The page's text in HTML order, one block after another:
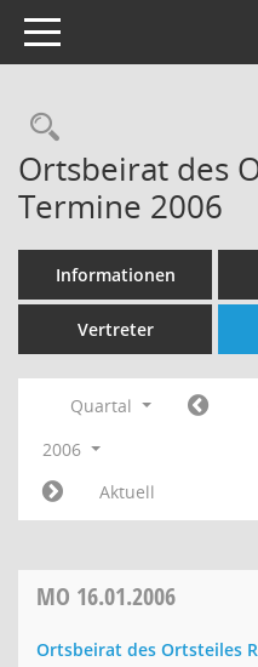
Toggle navigation
Ortsbeirat des
Termine 2006
Informationen
Vertreter
Quartal
2006
Aktuell
MO 16.01.2006
Ortsbeirat des Ortsteiles